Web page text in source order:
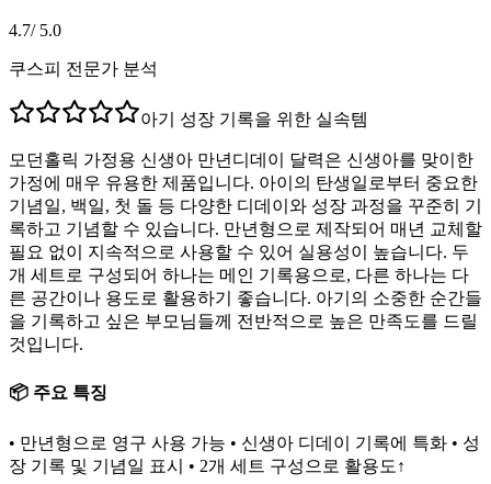
4.7/ 5.0
쿠스피 전문가 분석
아기 성장 기록을 위한 실속템
모던홀릭 가정용 신생아 만년디데이 달력은 신생아를 맞이한
가정에 매우 유용한 제품입니다. 아이의 탄생일로부터 중요한
기념일, 백일, 첫 돌 등 다양한 디데이와 성장 과정을 꾸준히 기
록하고 기념할 수 있습니다. 만년형으로 제작되어 매년 교체할
필요 없이 지속적으로 사용할 수 있어 실용성이 높습니다. 두
개 세트로 구성되어 하나는 메인 기록용으로, 다른 하나는 다
른 공간이나 용도로 활용하기 좋습니다. 아기의 소중한 순간들
을 기록하고 싶은 부모님들께 전반적으로 높은 만족도를 드릴
것입니다.
📦 주요 특징
• 만년형으로 영구 사용 가능 • 신생아 디데이 기록에 특화 • 성
장 기록 및 기념일 표시 • 2개 세트 구성으로 활용도↑